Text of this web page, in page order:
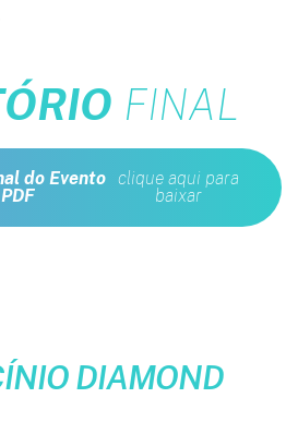
FINAL
do Evento clique aqui para
baixar
DIAMOND